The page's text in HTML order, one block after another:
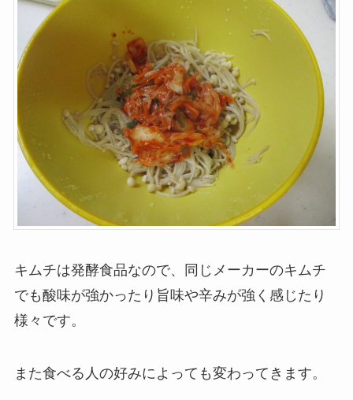
キムチは発酵食品なので、同じメーカーのキムチ
でも酸味が強かったり旨味や辛みが強く感じたり
様々です。
また食べる人の好みによっても変わってきます。